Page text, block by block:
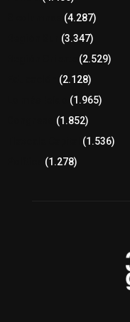
(4.287)
(3.347)
(2.529)
(2.128)
(1.965)
(1.852)
(1.536)
(1.278)